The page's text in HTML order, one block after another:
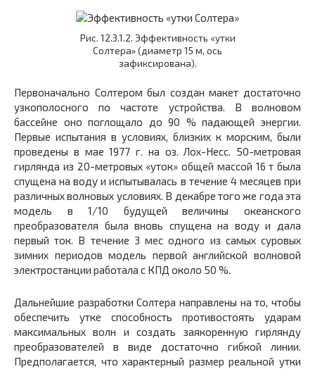
Рис. 12.3.1.2. Эффективность «утки
Солтера» (диаметр 15 м, ось
зафиксирована).
Первоначально Солтером был создан макет достаточно
узкополосного по частоте устройства. В волновом
бассейне оно поглощало до 90 % падающей энергии.
Первые испытания в условиях, близких к морским, были
проведены в мае 1977 г. на оз. Лох-Несс. 50-метровая
гирлянда из 20-метровых «уток» общей массой 16 т была
спущена на воду и испытывалась в течение 4 месяцев при
различных волновых условиях. В декабре того же года эта
модель в 1/10 будущей величины океанского
преобразователя была вновь спущена на воду и дала
первый ток. В течение 3 мес одного из самых суровых
зимних периодов модель первой английской волновой
электростанции работала с КПД около 50 %.
Дальнейшие разработки Солтера направлены на то, чтобы
обеспечить утке способность противостоять ударам
максимальных волн и создать заякоренную гирлянду
преобразователей в виде достаточно гибкой линии.
Предполагается, что характерный размер реальной утки